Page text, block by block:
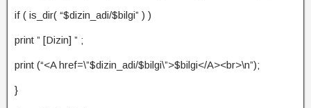
if ( is_dir( “$dizin_adi/$bilgi” ) )
print ” [Dizin] ” ;
print (“<A href=\”$dizin_adi/$bilgi\”>$bilgi</A><br>\n”);
}